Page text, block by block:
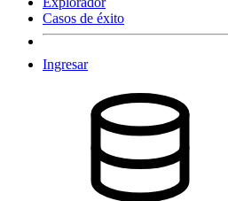
Casos de éxito
Ingresar